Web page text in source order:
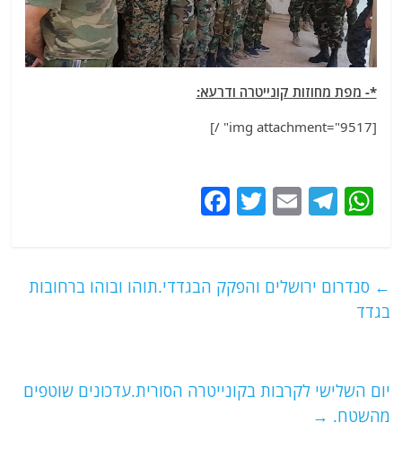
*- מפת מחוזות קונייטרה ודרעא:
[img attachment="9517" /]
W
s
T
g
E
l
T
er
e
k
← סנדרום ירושלים והפקק הבגדדי.תוהו ובוהו ברחובות
בגדד
יום השלישי לקרבות בקונייטרה הסורית.עדכונים שוטפים
מהשטח. →